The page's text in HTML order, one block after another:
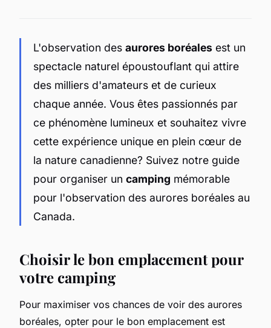
L'observation des aurores boréales est un
spectacle naturel époustouflant qui attire
des milliers d'amateurs et de curieux
chaque année. Vous êtes passionnés par
ce phénomène lumineux et souhaitez vivre
cette expérience unique en plein cœur de
la nature canadienne? Suivez notre guide
pour organiser un camping mémorable
pour l'observation des aurores boréales au
Canada.
Choisir le bon emplacement pour
votre camping
Pour maximiser vos chances de voir des aurores
boréales, opter pour le bon emplacement est